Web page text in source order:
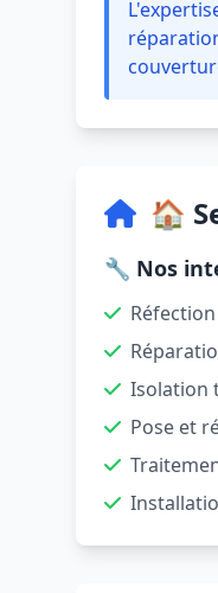
🏠
🔧 Nos
Isolation
Pose et